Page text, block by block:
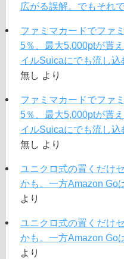
広がる誤解。でもそれ
ファミマカードでファ
5％、最大5,000ptが貰
イルSuicaにでも流し込
無し より
ファミマカードでファ
5％、最大5,000ptが貰
イルSuicaにでも流し込
無し より
ユニクロ式の置くだけ
かも。一方Amazon Go
より
ユニクロ式の置くだけ
かも。一方Amazon Go
より